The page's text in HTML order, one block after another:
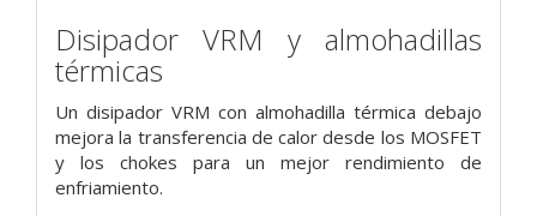
Disipador VRM y almohadillas
térmicas
Un disipador VRM con almohadilla térmica debajo
mejora la transferencia de calor desde los MOSFET
y los chokes para un mejor rendimiento de
enfriamiento.